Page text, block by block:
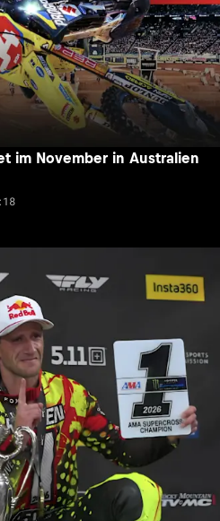
im November in Australien